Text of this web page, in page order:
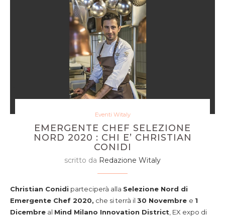
Eventi Witaly
EMERGENTE CHEF SELEZIONE
NORD 2020 : CHI E’ CHRISTIAN
CONIDI
scritto da Redazione Witaly
Christian Conidi parteciperà alla Selezione Nord di
Emergente Chef 2020, che si terrà il 30 Novembre e 1
Dicembre al Mind Milano Innovation District , EX expo di